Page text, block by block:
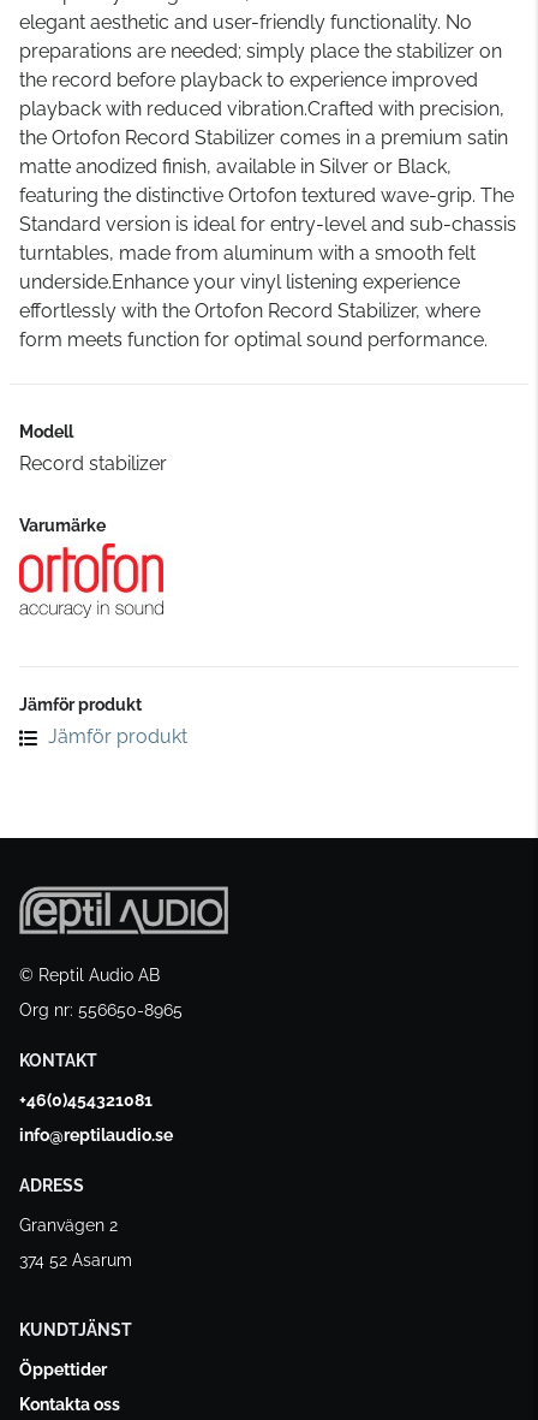
elegant aesthetic and user-friendly functionality. No
preparations are needed; simply place the stabilizer on
the record before playback to experience improved
playback with reduced vibration.Crafted with precision,
the Ortofon Record Stabilizer comes in a premium satin
matte anodized finish, available in Silver or Black,
featuring the distinctive Ortofon textured wave-grip. The
Standard version is ideal for entry-level and sub-chassis
turntables, made from aluminum with a smooth felt
underside.Enhance your vinyl listening experience
effortlessly with the Ortofon Record Stabilizer, where
form meets function for optimal sound performance.
Modell
Record stabilizer
Varumärke
Jämför produkt
Jämför produkt
© Reptil Audio AB
Org nr: 556650-8965
KONTAKT
+46(0)454321081
info@reptilaudio.se
ADRESS
Granvägen 2
374 52 Asarum
KUNDTJÄNST
Öppettider
Kontakta oss